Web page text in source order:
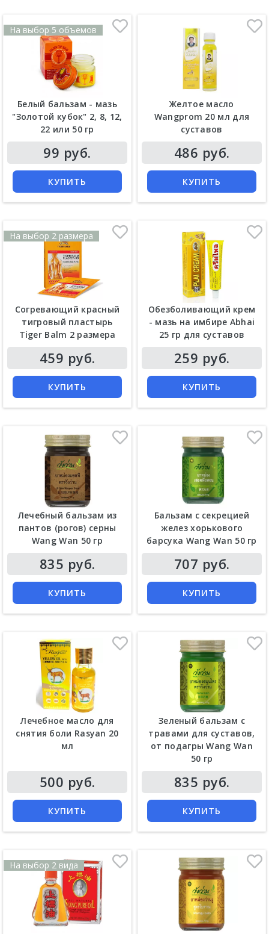
На выбор 5 объемов
Белый бальзам - мазь
"Золотой кубок" 2, 8, 12,
22 или 50 гр
99 руб.
КУПИТЬ
Желтое масло
Wangprom 20 мл для
суставов
486 руб.
КУПИТЬ
На выбор 2 размера
Согревающий красный
тигровый пластырь
Tiger Balm 2 размера
459 руб.
КУПИТЬ
Обезболивающий крем
- мазь на имбире Abhai
25 гр для суставов
259 руб.
КУПИТЬ
Лечебный бальзам из
пантов (рогов) серны
Wang Wan 50 гр
835 руб.
КУПИТЬ
Бальзам с секрецией
желез хорькового
барсука Wang Wan 50 гр
707 руб.
КУПИТЬ
Лечебное масло для
снятия боли Rasyan 20
мл
500 руб.
КУПИТЬ
Зеленый бальзам с
травами для суставов,
от подагры Wang Wan
50 гр
835 руб.
КУПИТЬ
На выбор 2 вида